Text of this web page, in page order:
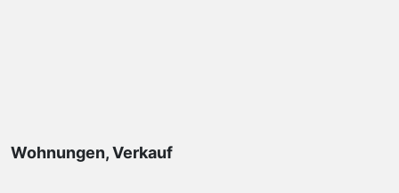
Wohnungen, Verkauf